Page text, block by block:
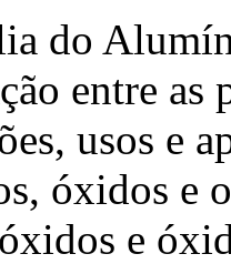
entre
usos e
óxidos e
e